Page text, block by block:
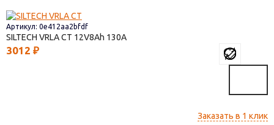
Артикул: 0e412aa2bfdf
SILTECH VRLA СТ 12V8 130
3012 ₽
Заказать в 1 клик